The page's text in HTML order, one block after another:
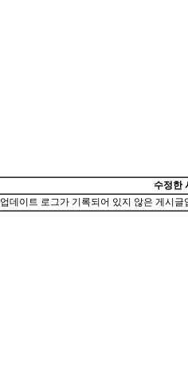
수정한
업데이트 로그가 기록되어 있지 않은 게시글